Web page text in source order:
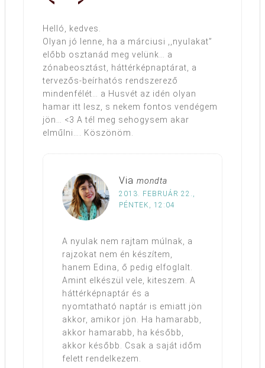
Helló, kedves.
Olyan jó lenne, ha a márciusi ,,nyulakat”
előbb osztanád meg velünk… a
zónabeosztást, háttérképnaptárat, a
tervezős-beírhatós rendszerező
mindenfélét… a Husvét az idén olyan
hamar itt lesz, s nekem fontos vendégem
jön… <3 A tél meg sehogysem akar
elműlni…. Köszönöm.
Via mondta
2013. FEBRUÁR 22.,
PÉNTEK, 12:04
A nyulak nem rajtam múlnak, a
rajzokat nem én készítem,
hanem Edina, ő pedig elfoglalt.
Amint elkészül vele, kiteszem. A
háttérképnaptár és a
nyomtatható naptár is emiatt jön
akkor, amikor jön. Ha hamarabb,
akkor hamarabb, ha később,
akkor később. Csak a saját időm
felett rendelkezem.